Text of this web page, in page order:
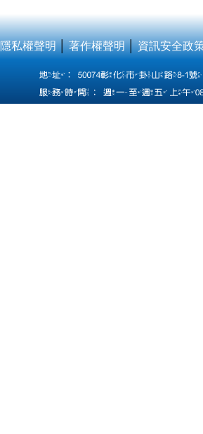
隱私權聲明│著作權聲明│資訊安全政